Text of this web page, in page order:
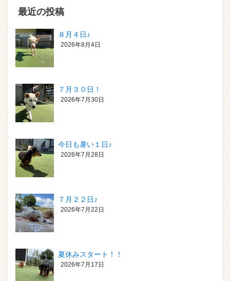
最近の投稿
８月４日♪
2026年8月4日
７月３０日！
2026年7月30日
今日も暑い１日♪
2026年7月28日
７月２２日♪
2026年7月22日
夏休みスタート！！
2026年7月17日